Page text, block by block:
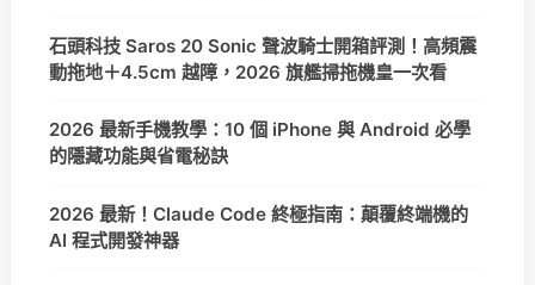
石頭科技 Saros 20 Sonic 聲波騎士開箱評測！高頻震
動拖地＋4.5cm 越障，2026 旗艦掃拖機皇一次看
2026 最新手機教學：10 個 iPhone 與 Android 必學
的隱藏功能與省電秘訣
2026 最新！Claude Code 終極指南：顛覆終端機的
AI 程式開發神器